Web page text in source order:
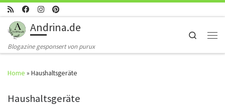
Skip to content
Andrina.de
Blogazine gesponsert von purux
Search
Home » Haushaltsgeräte
Haushaltsgeräte